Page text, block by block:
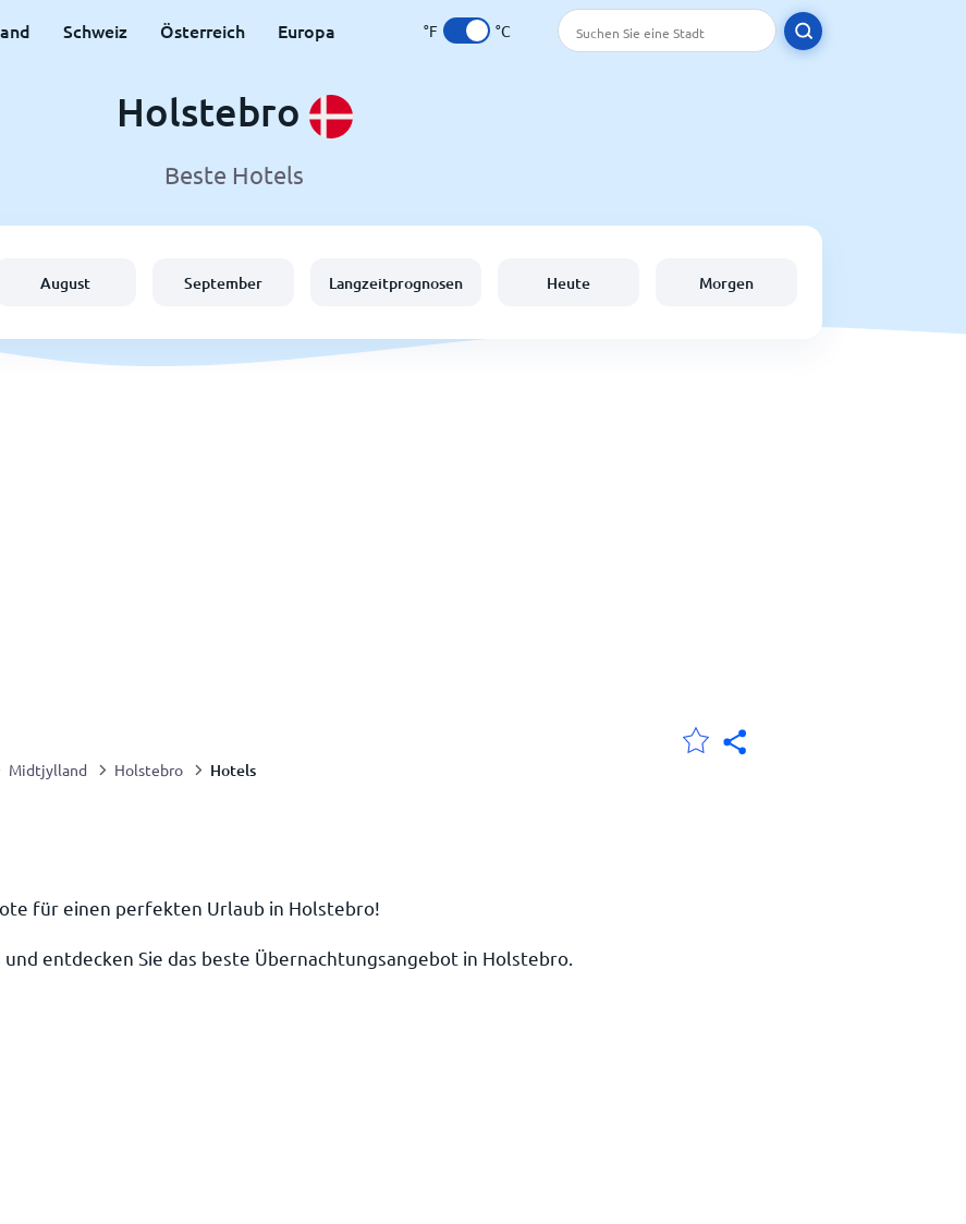
Schweiz Österreich Europa °F °C
Holstebro
Beste Hotels
August September Langzeitprognosen Heute Morgen
Midtjylland Holstebro Hotels
für einen perfekten Urlaub in Holstebro!
entdecken Sie das beste Übernachtungsangebot in Holstebro.